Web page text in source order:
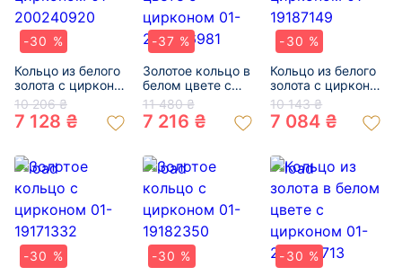
-30 %
Кольцо из белого
золота с цирконом
01-200240920
10 206 ₴
7 128 ₴
-37 %
Золотое кольцо в
белом цвете с
цирконом 01-
200346981
11 480 ₴
7 216 ₴
-30 %
Кольцо из белого
золота с цирконом
01-19187149
10 143 ₴
7 084 ₴
-30 %
-30 %
-30 %